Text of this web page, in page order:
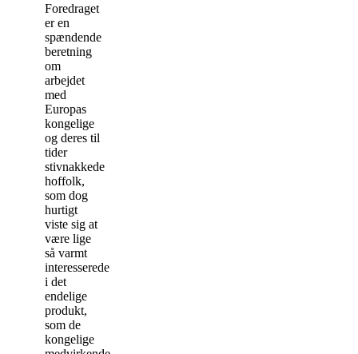
Foredraget
er en
spændende
beretning
om
arbejdet
med
Europas
kongelige
og deres til
tider
stivnakkede
hoffolk,
som dog
hurtigt
viste sig at
være lige
så varmt
interesserede
i det
endelige
produkt,
som de
kongelige